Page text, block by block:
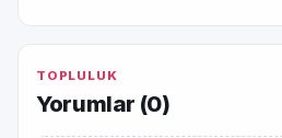
TOPLULUK
Yorumlar (0)